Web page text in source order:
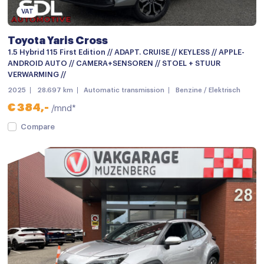
Mistlampen
Mistlampen voor
mistlampen voor
Parkeersensor achter
Parkeersensoren
parkeersensoren achter
Parkeersensor voor
Parkeersensor voor en achter
verwarmde zijspiegels
Achteruitrijcamera
Audio installatie
Audio installatie premium
Aux en USB Aansluiting
VAT
Toyota Yaris Cross
1.5 Hybrid 115 First Edition // ADAPT. CRUISE // KEYLESS // APPLE-
ANDROID AUTO // CAMERA+SENSOREN // STOEL + STUUR
VERWARMING //
2025 28.697 km Automatic transmission Benzine / Elektrisch
€ 384,- /mnd*
Compare